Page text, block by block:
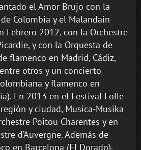
el Amor Brujo con la
Colombia y el Malandain
Febrero 2012, con la Orchestre
y con la Orquesta de
flamenco en Madrid, Cádiz,
otros y un concierto
y flamenco en
En 2013 en el Festival Folle
y ciudad, Musica-Musika
Poitou Charentes y en
d’Auvergne. Además de
en Barcelona (El Dorado),